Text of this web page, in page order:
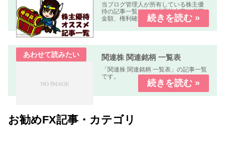
当ブログ管理人が所有している株主優
待の記事一覧です。「優待内容、必要
金額、権利確定日、優待到着日、使用
期限、優待利回り、配当利回り、オス
スメ度」などについて解説します。
関連株 関連銘柄 一覧表
「関連株 関連銘柄 一覧表」の記事一覧
です。
お勧めFX記事・カテゴリ